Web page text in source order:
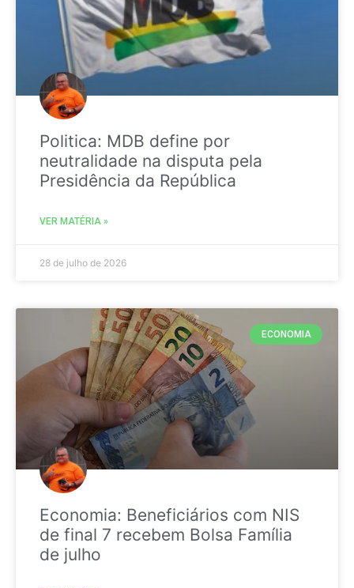
Politica: MDB define por
neutralidade na disputa pela
Presidência da República
VER MATÉRIA »
28 de julho de 2026
ECONOMIA
Economia: Beneficiários com NIS
de final 7 recebem Bolsa Família
de julho